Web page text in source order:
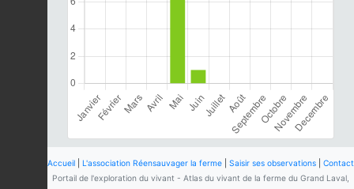
Accueil L'association Réensauvager la ferme Saisir ses observations
Contact
Portail de l'exploration du vivant - Atlas du vivant de la ferme du Grand Laval,